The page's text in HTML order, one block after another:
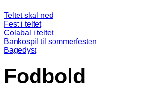
Teltet skal ned
Fest i teltet
Colabal i teltet
Bankospil til sommerfesten
Bagedyst
Fodbold